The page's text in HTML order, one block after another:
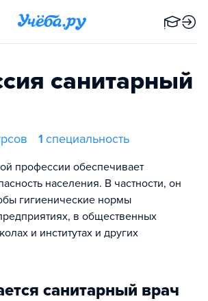
санитарный
1 специальность
профессии обеспечивает
населения. В частности, он
гигиенические нормы
в общественных
и институтах и других
санитарный врач